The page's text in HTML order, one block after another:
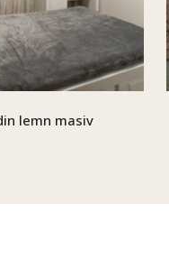
lemn masiv